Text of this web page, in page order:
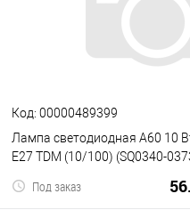
Код: 00000489399
Лампа светодиодная А60 10
E27 TDM (10/100) (SQ0340-
Под заказ